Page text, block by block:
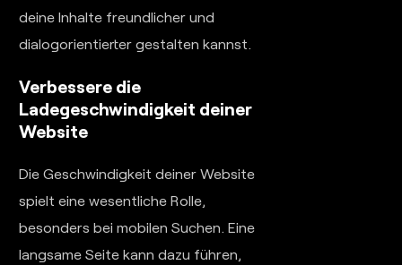
deine Inhalte freundlicher und
dialogorientierter gestalten kannst.
Verbessere die
Ladegeschwindigkeit deiner
Website
Die Geschwindigkeit deiner Website
spielt eine wesentliche Rolle,
besonders bei mobilen Suchen. Eine
langsame Seite kann dazu führen,